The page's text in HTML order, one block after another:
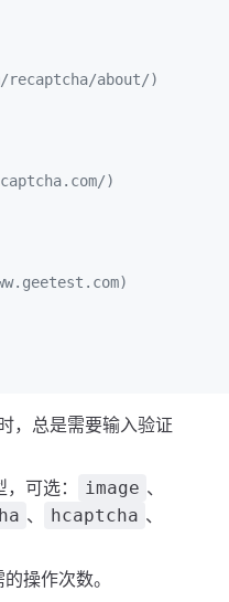
recaptcha/about/)
)
，总是需要输入验证
可选： image 、
、 hcaptcha 、
操作次数。